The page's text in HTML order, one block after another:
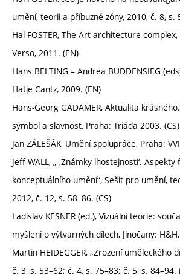
umění, teorii a příbuzné zóny, 2010, č. 8, s.
Hal FOSTER, The Art-architecture
Verso, 2011. (EN)
Hans BELTING – Andrea BUDDENSIEG
Hatje Cantz, 2009. (EN)
Hans-Georg GADAMER, Aktualita
symbol a slavnost, Praha: Triáda 2003. (CS)
Jan ZÁLEŠÁK, Umění spolupráce, Praha:
Jeff WALL, „ ‚Známky lhostejnosti‘.
konceptuálního umění“, Sešit pro umění,
2012, č. 12, s. 58–86. (CS)
Ladislav KESNER (ed.), Vizuální teorie:
myšlení o výtvarných dílech, Jinočany:
Martin HEIDEGGER, „Zrození uměleckého
č. 3, s. 53–62; č. 4, s. 75–83; č. 5, s. 84–94.